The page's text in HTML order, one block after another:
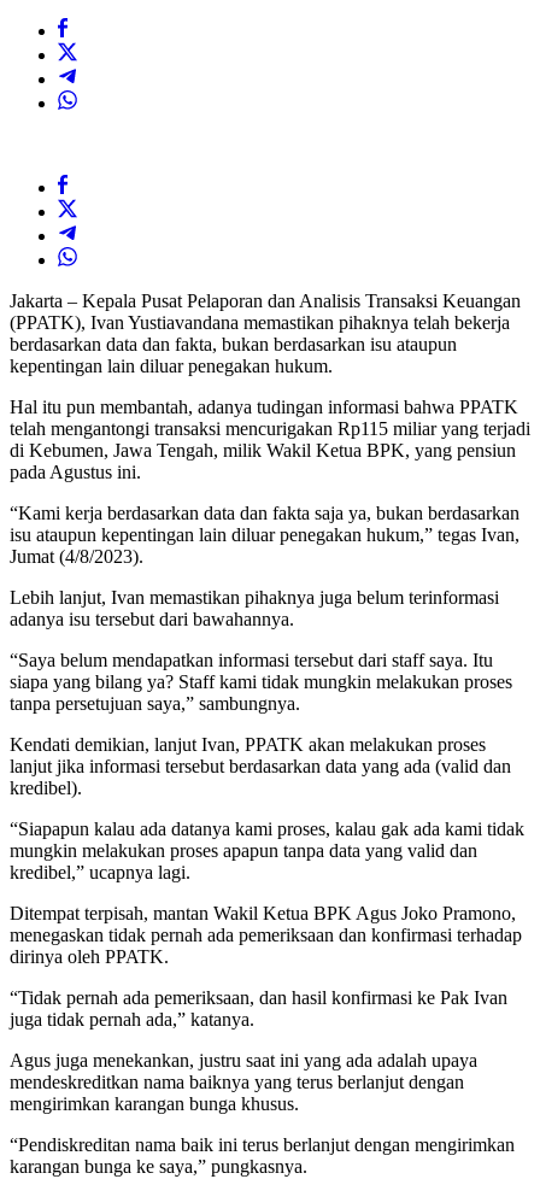
Jakarta – Kepala Pusat Pelaporan dan Analisis Transaksi Keuangan
(PPATK), Ivan Yustiavandana memastikan pihaknya telah bekerja
berdasarkan data dan fakta, bukan berdasarkan isu ataupun
kepentingan lain diluar penegakan hukum.
Hal itu pun membantah, adanya tudingan informasi bahwa PPATK
telah mengantongi transaksi mencurigakan Rp115 miliar yang terjadi
di Kebumen, Jawa Tengah, milik Wakil Ketua BPK, yang pensiun
pada Agustus ini.
“Kami kerja berdasarkan data dan fakta saja ya, bukan berdasarkan
isu ataupun kepentingan lain diluar penegakan hukum,” tegas Ivan,
Jumat (4/8/2023).
Lebih lanjut, Ivan memastikan pihaknya juga belum terinformasi
adanya isu tersebut dari bawahannya.
“Saya belum mendapatkan informasi tersebut dari staff saya. Itu
siapa yang bilang ya? Staff kami tidak mungkin melakukan proses
tanpa persetujuan saya,” sambungnya.
Kendati demikian, lanjut Ivan, PPATK akan melakukan proses
lanjut jika informasi tersebut berdasarkan data yang ada (valid dan
kredibel).
“Siapapun kalau ada datanya kami proses, kalau gak ada kami tidak
mungkin melakukan proses apapun tanpa data yang valid dan
kredibel,” ucapnya lagi.
Ditempat terpisah, mantan Wakil Ketua BPK Agus Joko Pramono,
menegaskan tidak pernah ada pemeriksaan dan konfirmasi terhadap
dirinya oleh PPATK.
“Tidak pernah ada pemeriksaan, dan hasil konfirmasi ke Pak Ivan
juga tidak pernah ada,” katanya.
Agus juga menekankan, justru saat ini yang ada adalah upaya
mendeskreditkan nama baiknya yang terus berlanjut dengan
mengirimkan karangan bunga khusus.
“Pendiskreditan nama baik ini terus berlanjut dengan mengirimkan
karangan bunga ke saya,” pungkasnya.